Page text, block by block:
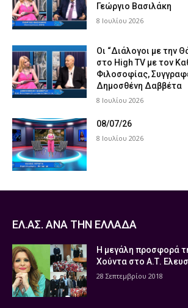
Γεώργιο Βασιλάκη
8 Ιουλίου 2026
Οι “Διάλογοι με την
στο High TV με τον
Φιλοσοφίας,
Δημοσθένη Δαββέτα
8 Ιουλίου 2026
08/07/26
8 Ιουλίου 2026
ΕΛ.ΑΣ. ΑΝΑ ΤΗΝ ΕΛΛΑΔΑ
Η μεγάλη προσφορά
Χούντα στο Α.Τ.
28 Σεπτεμβρίου 2018